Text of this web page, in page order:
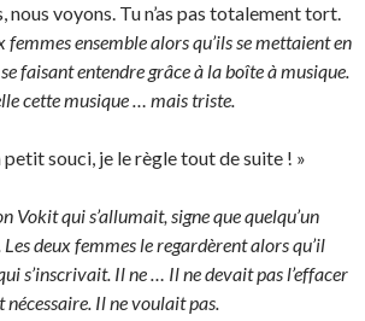
nous voyons. Tu n’as pas totalement tort.
ensemble alors qu’ils se mettaient en
faisant entendre grâce à la boîte à musique.
cette musique … mais triste.
petit souci, je le règle tout de suite ! »
Vokit qui s’allumait, signe que quelqu’un
deux femmes le regardèrent alors qu’il
s’inscrivait. Il ne … Il ne devait pas l’effacer
nécessaire. Il ne voulait pas.